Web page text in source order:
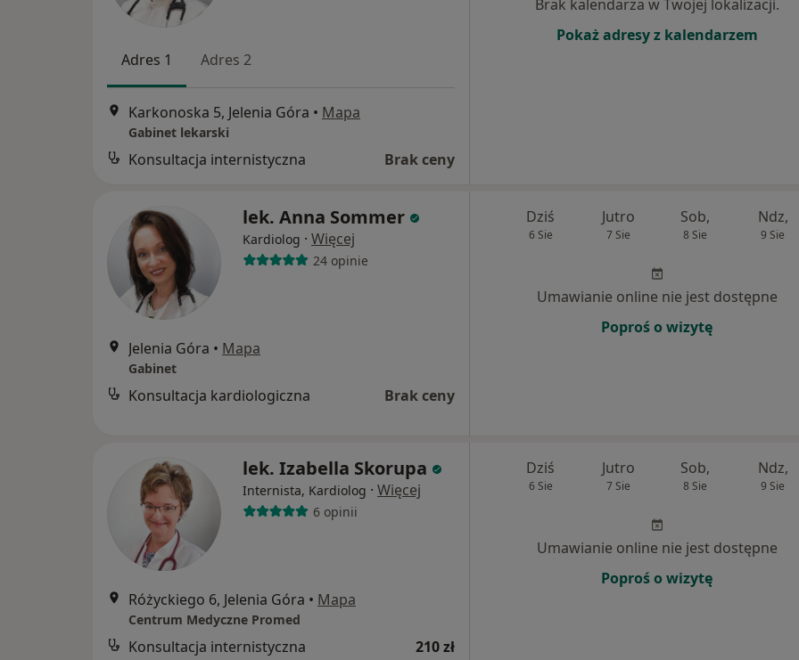
Adres 1 Adres 2
Karkonoska 5, Jelenia Góra • Mapa
Gabinet lekarski
Konsultacja internistyczna Brak ceny
Brak kalendarza w Twojej lokalizacji.
Pokaż adresy z kalendarzem
lek. Anna Sommer
Kardiolog · Więcej
24 opinie
Jelenia Góra • Mapa
Gabinet
Konsultacja kardiologiczna Brak ceny
Dziś
6 Sie
Jutro
7 Sie
Sob,
8 Sie
Ndz,
9 Sie
Umawianie online nie jest dostępne
Poproś o wizytę
lek. Izabella Skorupa
Internista, Kardiolog · Więcej
6 opinii
Różyckiego 6, Jelenia Góra • Mapa
Centrum Medyczne Promed
Konsultacja internistyczna 210 zł
Dziś
6 Sie
Jutro
7 Sie
Sob,
8 Sie
Ndz,
9 Sie
Umawianie online nie jest dostępne
Poproś o wizytę